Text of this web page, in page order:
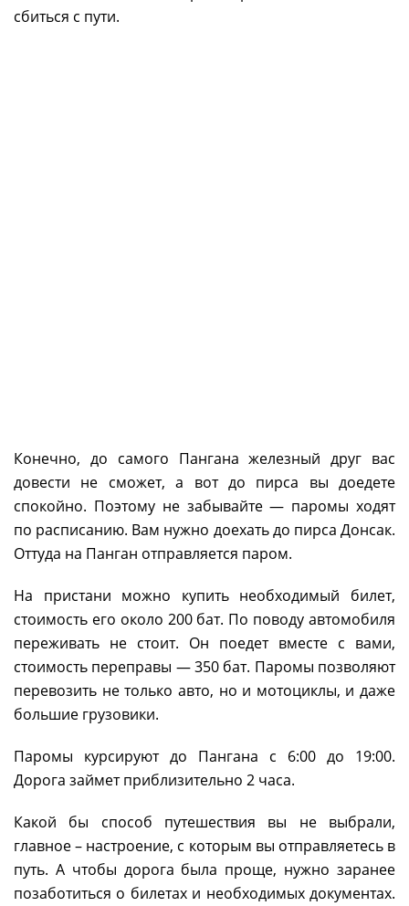
сбиться с пути.
Конечно, до самого Пангана железный друг вас
довести не сможет, а вот до пирса вы доедете
спокойно. Поэтому не забывайте — паромы ходят
по расписанию. Вам нужно доехать до пирса Донсак.
Оттуда на Панган отправляется паром.
На пристани можно купить необходимый билет,
стоимость его около 200 бат. По поводу автомобиля
переживать не стоит. Он поедет вместе с вами,
стоимость переправы — 350 бат. Паромы позволяют
перевозить не только авто, но и мотоциклы, и даже
большие грузовики.
Паромы курсируют до Пангана с 6:00 до 19:00.
Дорога займет приблизительно 2 часа.
Какой бы способ путешествия вы не выбрали,
главное – настроение, с которым вы отправляетесь в
путь. А чтобы дорога была проще, нужно заранее
позаботиться о билетах и необходимых документах.